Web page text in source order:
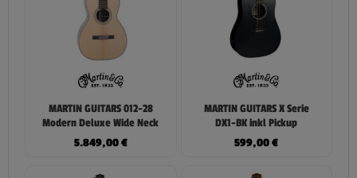
MARTIN GUITARS 012-28
Modern Deluxe Wide Neck
5.849,00€
MARTIN GUITARS X Serie
DX1-BK inkl Pickup
599,00€